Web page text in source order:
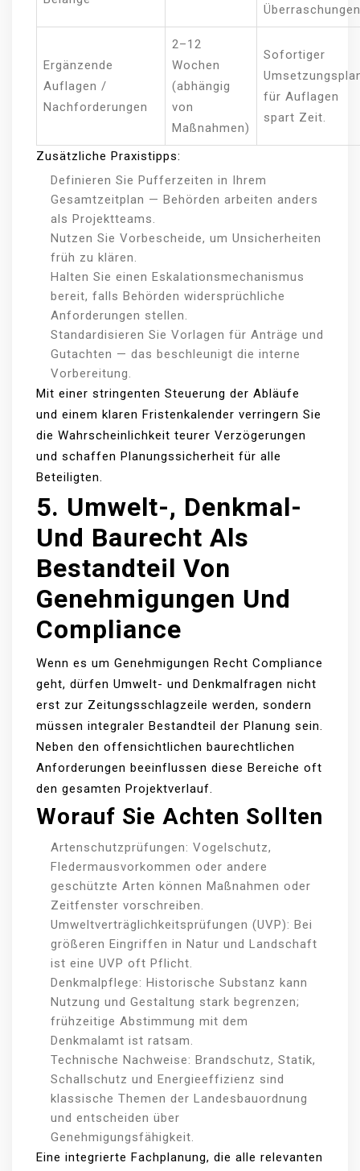
Ergänzende
Auflagen /
Nachforderungen
2–12
Wochen
(abhängig
von
Maßnahmen)
Sofortiger
für Auflagen
spart Zeit.
Zusätzliche Praxistipps:
Definieren Sie Pufferzeiten in Ihrem
Gesamtzeitplan — Behörden arbeiten anders
als Projektteams.
Nutzen Sie Vorbescheide, um Unsicherheiten
früh zu klären.
Halten Sie einen Eskalationsmechanismus
bereit, falls Behörden widersprüchliche
Anforderungen stellen.
Standardisieren Sie Vorlagen für Anträge und
Gutachten — das beschleunigt die interne
Vorbereitung.
Mit einer stringenten Steuerung der Abläufe
und einem klaren Fristenkalender verringern Sie
die Wahrscheinlichkeit teurer Verzögerungen
und schaffen Planungssicherheit für alle
Beteiligten.
5. Umwelt-, Denkmal-
Und Baurecht Als
Bestandteil Von
Genehmigungen Und
Compliance
Wenn es um Genehmigungen Recht Compliance
geht, dürfen Umwelt- und Denkmalfragen nicht
erst zur Zeitungsschlagzeile werden, sondern
müssen integraler Bestandteil der Planung sein.
Neben den offensichtlichen baurechtlichen
Anforderungen beeinflussen diese Bereiche oft
den gesamten Projektverlauf.
Worauf Sie Achten Sollten
Artenschutzprüfungen: Vogelschutz,
Fledermausvorkommen oder andere
geschützte Arten können Maßnahmen oder
Zeitfenster vorschreiben.
Umweltverträglichkeitsprüfungen (UVP): Bei
größeren Eingriffen in Natur und Landschaft
ist eine UVP oft Pflicht.
Denkmalpflege: Historische Substanz kann
Nutzung und Gestaltung stark begrenzen;
frühzeitige Abstimmung mit dem
Denkmalamt ist ratsam.
Technische Nachweise: Brandschutz, Statik,
Schallschutz und Energieeffizienz sind
klassische Themen der Landesbauordnung
und entscheiden über
Genehmigungsfähigkeit.
Eine integrierte Fachplanung, die alle relevanten